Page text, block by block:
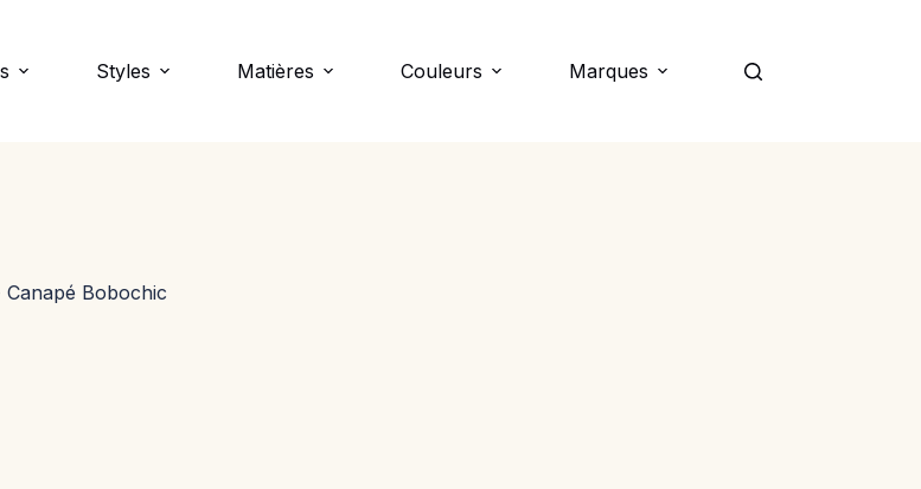
Styles Matières Couleurs Marques